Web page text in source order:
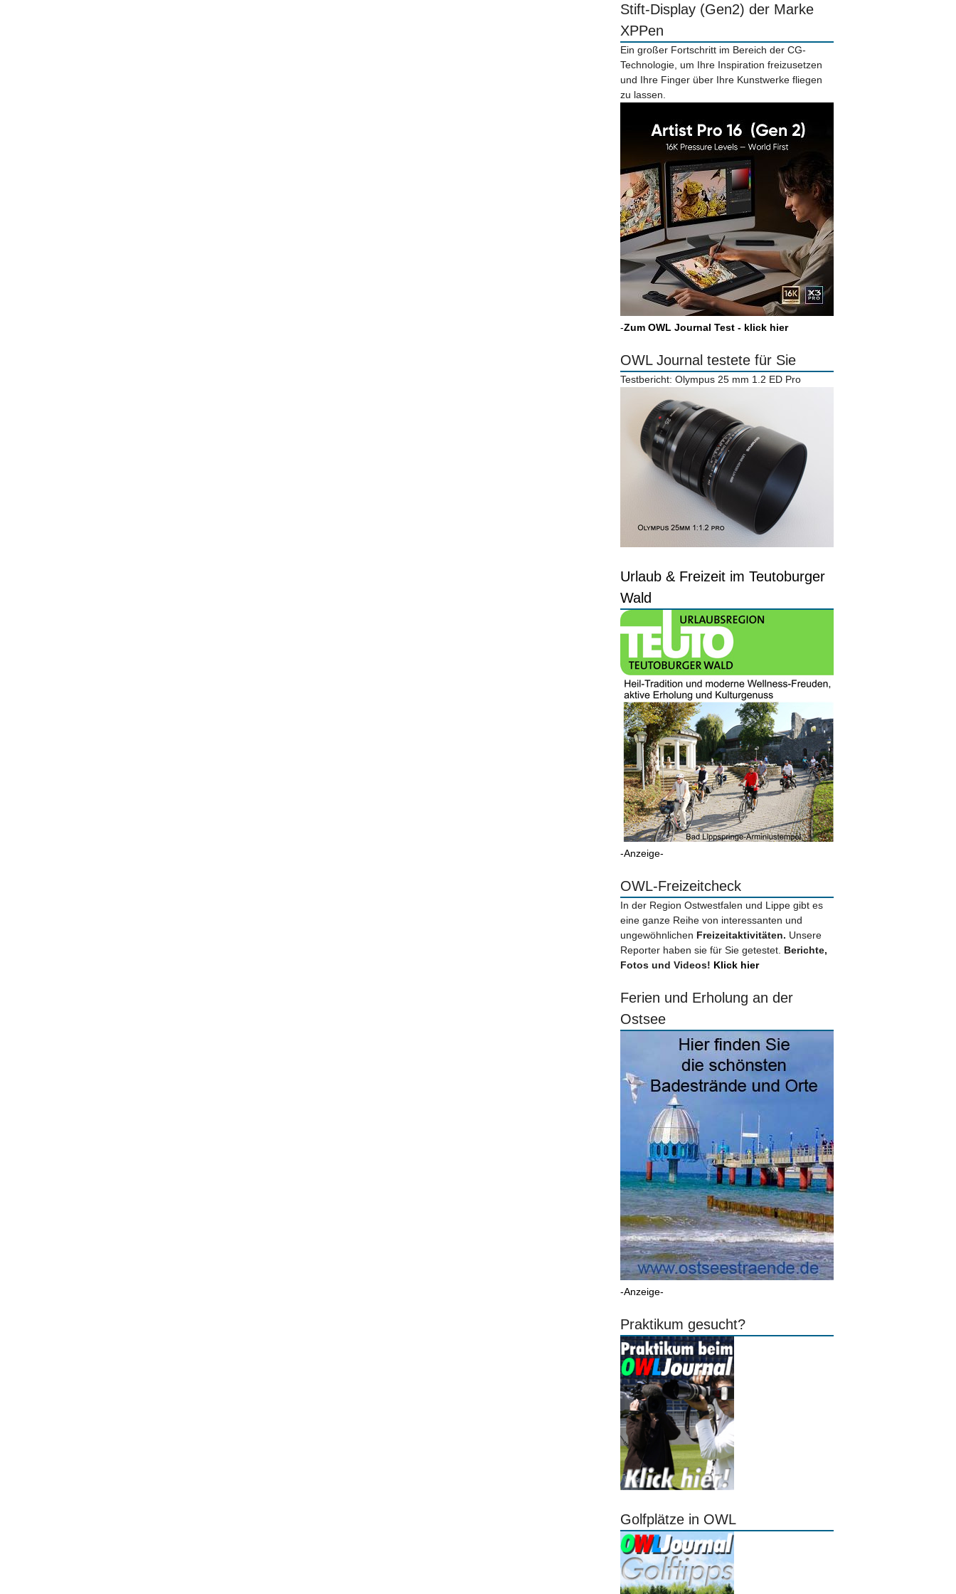
Stift-Display (Gen2) der Marke
XPPen
Ein großer Fortschritt im Bereich der CG-
Technologie, um Ihre Inspiration freizusetzen
und Ihre Finger über Ihre Kunstwerke fliegen
zu lassen.
-Zum OWL Journal Test - klick hier
OWL Journal testete für Sie
Testbericht: Olympus 25 mm 1.2 ED Pro
Urlaub & Freizeit im Teutoburger
Wald
-Anzeige-
OWL-Freizeitcheck
In der Region Ostwestfalen und Lippe gibt es
eine ganze Reihe von interessanten und
ungewöhnlichen Freizeitaktivitäten. Unsere
Reporter haben sie für Sie getestet. Berichte,
Fotos und Videos! Klick hier
Ferien und Erholung an der
Ostsee
-Anzeige-
Praktikum gesucht?
Golfplätze in OWL